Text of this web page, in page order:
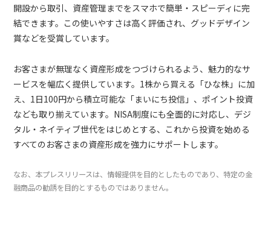
開設から取引、資産管理までをスマホで簡単・スピーディに完
結できます。この使いやすさは高く評価され、グッドデザイン
賞などを受賞しています。
お客さまが無理なく資産形成をつづけられるよう、魅力的なサ
ービスを幅広く提供しています。1株から買える「ひな株」に加
え、1日100円から積立可能な「まいにち投信」、ポイント投資
なども取り揃えています。NISA制度にも全面的に対応し、デジ
タル・ネイティブ世代をはじめとする、これから投資を始める
すべてのお客さまの資産形成を強力にサポートします。
なお、本プレスリリースは、情報提供を目的としたものであり、特定の金
融商品の勧誘を目的とするものではありません。